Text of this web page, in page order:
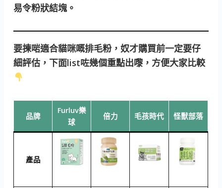
易令粉狀結塊。
要揀啱適合貓咪嘅排毛粉，奴才購買前一定要仔
細評估，下面list咗幾個重點出嚟，方便大家比較
品牌
Furluv樂
球
倍力 毛孩時代 怪獸部落
產品